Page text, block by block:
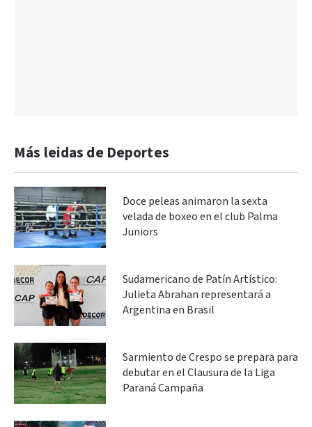
Más leidas de Deportes
Doce peleas animaron la sexta
velada de boxeo en el club Palma
Juniors
Sudamericano de Patín Artístico:
Julieta Abrahan representará a
Argentina en Brasil
Sarmiento de Crespo se prepara para
debutar en el Clausura de la Liga
Paraná Campaña